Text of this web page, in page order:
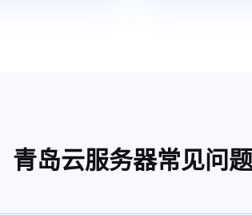
青岛云服务器常见问题